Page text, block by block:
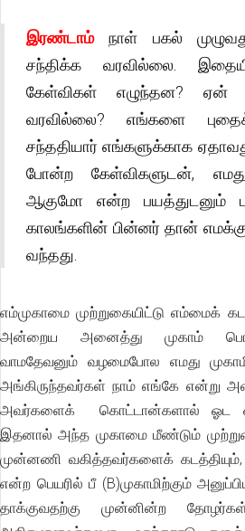
இரண்டாம்நாள் பகல்
சந்திக்க வரவில்லை.
கேள்விகள் எழுந்தன?
வரவில்லை? எங்களை
சந்ததியார் எங்களுக்காக
போன்ற கேள்விகளுடன்,
ஆகுமோ என்ற பயத்துடனும்
காலங்களின் பின்னர் தான்
வந்தது.
எம்முகாமை முற்றுகையிட்டு எம்மைக்
அன்றைய அனைத்து முகாம்
வாமதேவனும் வழமைபோல எமது
அங்கிருந்தவர்கள் நாம் எங்கே என்று
அவர்களைக் கொட்டான்களால் ஓட ஓட
இதனால் அந்த முகாமை மீண்டும்
முன்னணி வகித்தவர்களைக்
என்ற பெயரில் பீ (B)முகாமிற்கும்
தாக்குவதற்கு முன்னின்ற